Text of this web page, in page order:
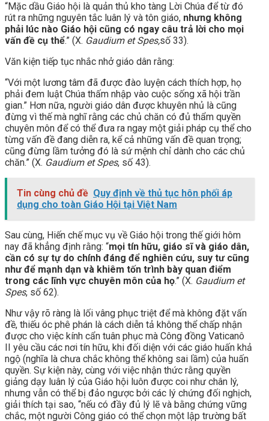
“Mặc dầu Giáo hội là quản thủ kho tàng Lời Chúa để từ đó
rút ra những nguyên tắc luân lý và tôn giáo, nhưng không
phải lúc nào Giáo hội cũng có ngay câu trả lời cho mọi
vấn đề cụ thể.” (X. Gaudium et Spes,số 33).
Văn kiện tiếp tục nhắc nhở giáo dân rằng:
“Với một lương tâm đã được đào luyện cách thích hợp, họ
phải đem luật Chúa thấm nhập vào cuộc sống xã hội trần
gian.” Hơn nữa, người giáo dân được khuyên nhủ là cũng
đừng vì thế mà nghĩ rằng các chủ chăn có đủ thẩm quyền
chuyên môn để có thể đưa ra ngay một giải pháp cụ thể cho
từng vấn đề đang diễn ra, kể cả những vấn đề quan trọng;
cũng đừng lầm tưởng đó là sứ mệnh chỉ dành cho các chủ
chăn.” (X. Gaudium et Spes, số 43).
Tin cùng chủ đề Quy định về thủ tục hôn phối áp
dụng cho toàn Giáo Hội tại Việt Nam
Sau cùng, Hiến chế mục vụ về Giáo hội trong thế giới hôm
nay đã khẳng định rằng: “mọi tín hữu, giáo sĩ và giáo dân,
cần có sự tự do chính đáng để nghiên cứu, suy tư cũng
như để mạnh dạn và khiêm tốn trình bày quan điểm
trong các lĩnh vực chuyên môn của họ.” (X. Gaudium et
Spes, số 62).
Như vậy rõ ràng là lối vâng phục triệt để mà không đặt vấn
đề, thiếu óc phê phán là cách diễn tả không thể chấp nhận
được cho việc kính cẩn tuân phục mà Công đồng Vaticanô
II yêu cầu các nơi tín hữu, khi đối diện với các giáo huấn khả
ngộ (nghĩa là chưa chắc không thể không sai lầm) của huấn
quyền. Sự kiện này, cùng với việc nhận thức rằng quyền
giảng dạy luân lý của Giáo hội luôn được coi như chân lý,
nhưng vẫn có thể bị đảo ngược bởi các lý chứng đối nghịch,
giải thích tại sao, “nếu có đầy đủ lý lẽ và bằng chứng vững
chắc, một người Công giáo có thể chọn một lập trường bất